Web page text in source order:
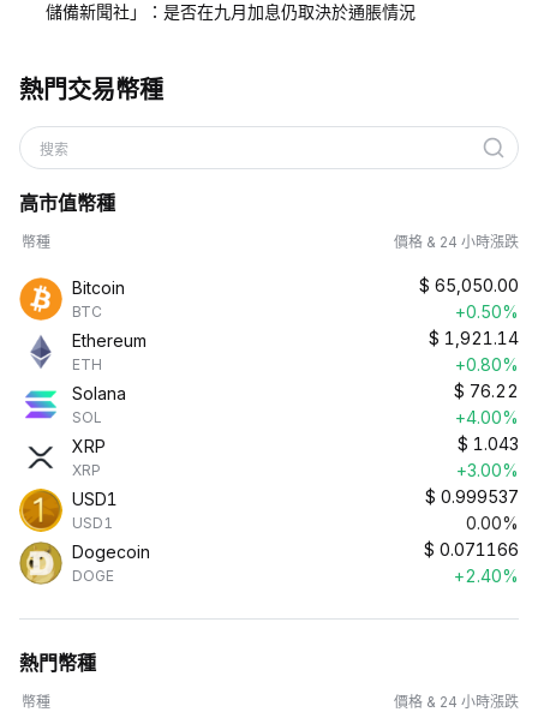
儲備新聞社」：是否在九月加息仍取決於通脹情況
熱門交易幣種
搜索
高市值幣種
幣種 價格 & 24 小時漲跌
Bitcoin
BTC
$ 65,050.00
+0.50%
Ethereum
ETH
$ 1,921.14
+0.80%
Solana
SOL
$ 76.22
+4.00%
XRP
XRP
$ 1.043
+3.00%
USD1
USD1
$ 0.999537
0.00%
Dogecoin
DOGE
$ 0.071166
+2.40%
熱門幣種
幣種 價格 & 24 小時漲跌